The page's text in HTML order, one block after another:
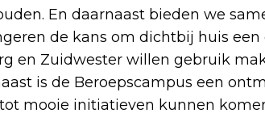
En daarnaast bieden we
de kans om dichtbij huis
en Zuidwester willen gebruik
is de Beroepscampus een
mooie initiatieven kunnen